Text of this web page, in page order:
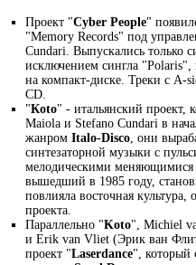
Проект "Cyber People"
"Memory Records" под
Cundari. Выпускались только
исключением сингла
на компакт-диске. Треки с A-
CD.
"Кoto" - итальянский проект,
Maiola и Stefano Cundari в
жанром Italo-Disco , они
синтезаторной музыки с
мелодическими меняющимися
вышедший в 1985 году,
повлияла восточная
проекта.
Параллельно "Koto", Michiel
и Erik van Vliet (Эрик ван
проект "Laserdance", который